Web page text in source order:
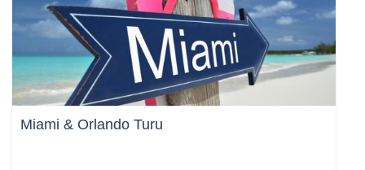
Miami & Orlando Turu